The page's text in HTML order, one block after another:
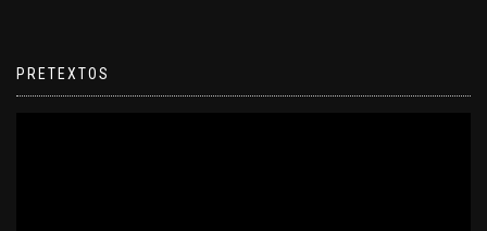
PRETEXTOS